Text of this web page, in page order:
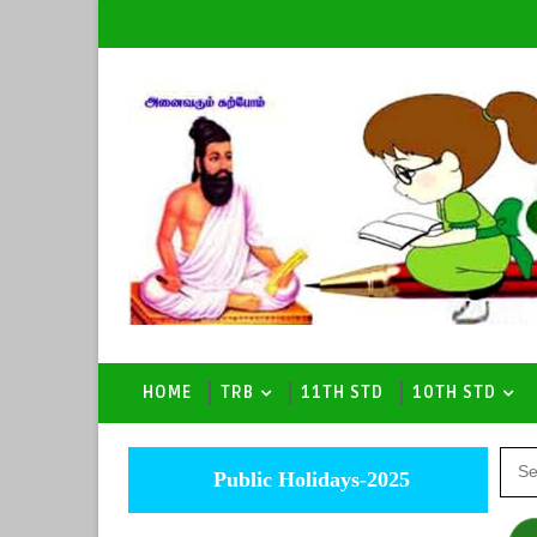
HOME TRB 11TH STD 10TH STD
Public Holidays-2025